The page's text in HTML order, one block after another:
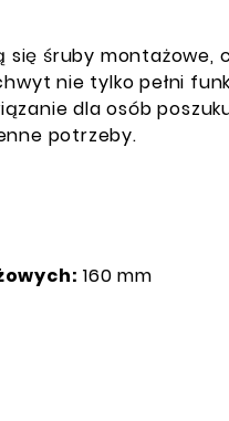
śruby montażowe,
nie tylko pełni
dla osób
potrzeby.
160 mm